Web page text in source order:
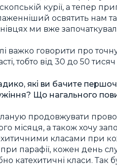
курії, а тепер
освятить нам
ми вже
важко говорити про точну
тобто від 30 до 50
які ви бачите
Що нагального
продовжувати
місяця, а також хочу
класами при
парафії, кожен день
катехитичні класи.